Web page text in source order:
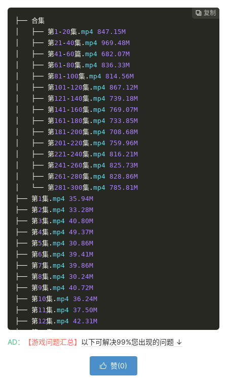
 复制
 复制
 复制
 复制
 复制
 复制
 复制
 复制
├── 合集
├── 第1 - 20集. mp4 847.15M
├── 第21 -40集. mp4 969.48M
├── 第41 -60篇. mp4 682.07M
├── 第61 -80集. mp4 836.33M
├── 第81 - 100集. mp4 814.56M
├── 第101 - 120集. mp4 867.12M
├── 第121 - 140集. mp4 739.18M
├── 第141 - 160集. mp4 769.07M
├── 第161 - 180集. mp4 733.85M
├── 第181 - 200集. mp4 708.68M
├── 第201 - 220集. mp4 759.96M
├── 第221 - 240集. mp4 816.21M
├── 第241 - 260集. mp4 825.73M
├── 第261 - 280集. mp4 828.86M
└── 第281 -300集. mp4 785.81M
├── 第1 集. mp4 35.94M
├── 第2集. mp4 33.28M
├── 第3集. mp4 40.80M
├── 第4集. mp4 49.37M
├── 第5集. mp4 30.86M
├── 第6集. mp4 39.41M
├── 第7集. mp4 39.86M
├── 第8集. mp4 30.24M
├── 第9集. mp4 40.72M
├── 第10集. mp4 36.24M
├── 第11 集. mp4 37.50M
├── 第12集. mp4 42.31M
├── 第13集.mp4 52.00M
├──
第14集.mp4 26.46M
60.31M
AD： 【游戏问题汇总】 以下可解决99%您出现的问题 ↓
 赞(0)